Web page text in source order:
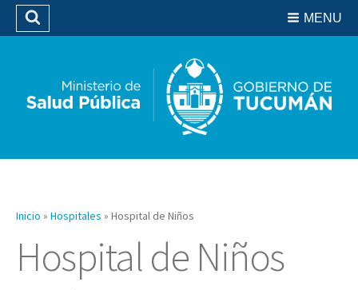
Biblioteca
MENU
Buscar
Inicio » Hospitales » Hospital de Niños
Hospital de Niños